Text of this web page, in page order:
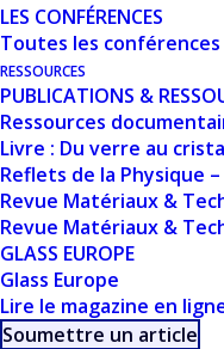
LES CONFÉRENCES
Toutes les conférences
RESSOURCES
PUBLICATIONS &
Ressources
Livre : Du verre au
Reflets de la Physique –
Revue Matériaux &
Revue Matériaux &
GLASS EUROPE
Glass Europe
Lire le magazine en
Soumettre un article
DU